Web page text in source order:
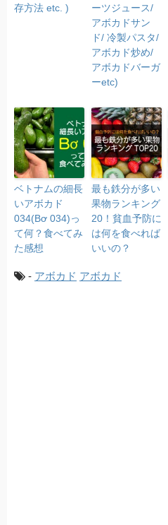
存方法 etc. )
ーツジュース/
アボカドサン
ド/ 冷製パスタ/
アボカド炒め/
アボカドバーガ
ーetc)
ベトナムの細長
いアボカド
034(Bơ 034)っ
て何？食べてみ
た感想
最も鉄分が多い
果物ランキング
20！貧血予防に
は何を食べれば
いいの？
- アボカド アボカド